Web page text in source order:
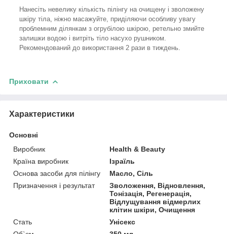
Нанесіть невелику кількість пілінгу на очищену і зволожену
шкіру тіла, ніжно масажуйте, приділяючи особливу увагу
проблемним ділянкам з огрубілою шкірою, ретельно змийте
залишки водою і витріть тіло насухо рушником.
Рекомендований до використання 2 рази в тиждень.
Приховати
Характеристики
Основні
Виробник
Health & Beauty
Країна виробник
Ізраїль
Основа засоби для пілінгу
Масло, Сіль
Призначення і результат
Зволоження, Відновлення,
Тонізація, Регенерація,
Відлущування відмерлих
клітин шкіри, Очищення
Стать
Унісекс